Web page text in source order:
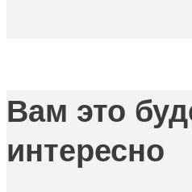
Вам это
интересно